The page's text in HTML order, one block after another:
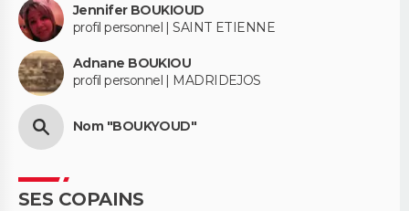
Jennifer BOUKIOUD
profil personnel | SAINT ETIENNE
Adnane BOUKIOU
profil personnel | MADRIDEJOS
Nom "BOUKYOUD"
SES COPAINS